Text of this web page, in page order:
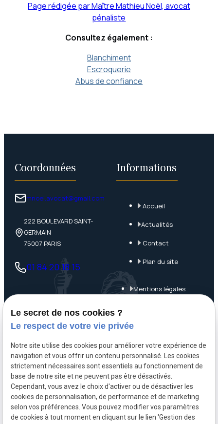
Page rédigée par Maître Mathieu Noël, avocat
pénaliste
Consultez également :
Blanchiment
Escroquerie
Abus de confiance
Coordonnées
mnoel.avocat@gmail.com
222 BOULEVARD SAINT-
GERMAIN
75007 PARIS
01 84 20 18 15
Informations
Accueil
Actualités
Contact
Plan du site
Mentions légales
A propos
Maître Mathieu NOËL, avocat pénaliste à Paris 7, assure une
défense réactive, rigoureuse et humaine en droit pénal
général, économique et d’urgence, à Paris, Bobigny et Evry.
Le secret de nos cookies ?
Le respect de votre vie privée
Notre site utilise des cookies pour améliorer votre expérience de
navigation et vous offrir un contenu personnalisé. Les cookies
strictement nécessaires sont essentiels au fonctionnement de
base de notre site et ne peuvent pas être désactivés.
Cependant, vous avez le choix d'activer ou de désactiver les
cookies de personnalisation, de performance et de marketing
selon vos préférences. Vous pouvez modifier vos paramètres
de cookies à tout moment en cliquant sur le lien 'Gestion des